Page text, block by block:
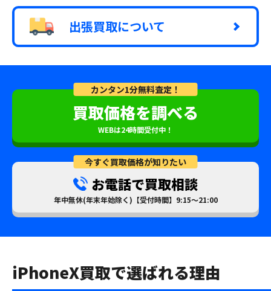
出張買取について
カンタン1分無料査定！
買取価格を調べる
WEBは24時間受付中！
今すぐ買取価格が知りたい
お電話で買取相談
年中無休(年末年始除く)【受付時間】9:15～21:00
iPhoneX買取で選ばれる理由